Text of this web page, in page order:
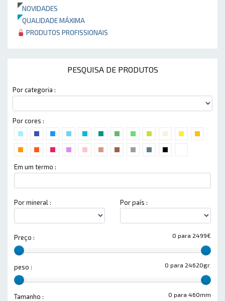
NOVIDADES
QUALIDADE MÁXIMA
PRODUTOS PROFISSIONAIS
PESQUISA DE PRODUTOS
Por categoria :
Por cores :
Em um termo :
Por mineral : Por país :
0 para 2499€
Preço :
0 para 24620gr.
peso :
0 para 460mm
Tamanho :